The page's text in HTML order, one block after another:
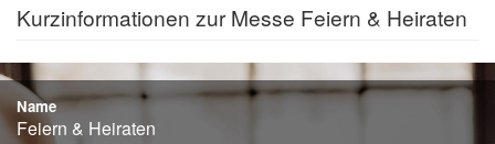
Kurzinformationen zur Messe Feiern & Heiraten
Name
Feiern & Heiraten